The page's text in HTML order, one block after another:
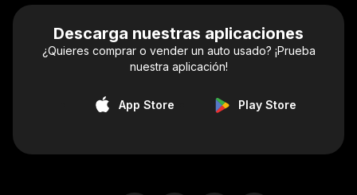
Descarga nuestras aplicaciones
¿Quieres comprar o vender un auto usado? ¡Prueba
nuestra aplicación!
App Store Play Store